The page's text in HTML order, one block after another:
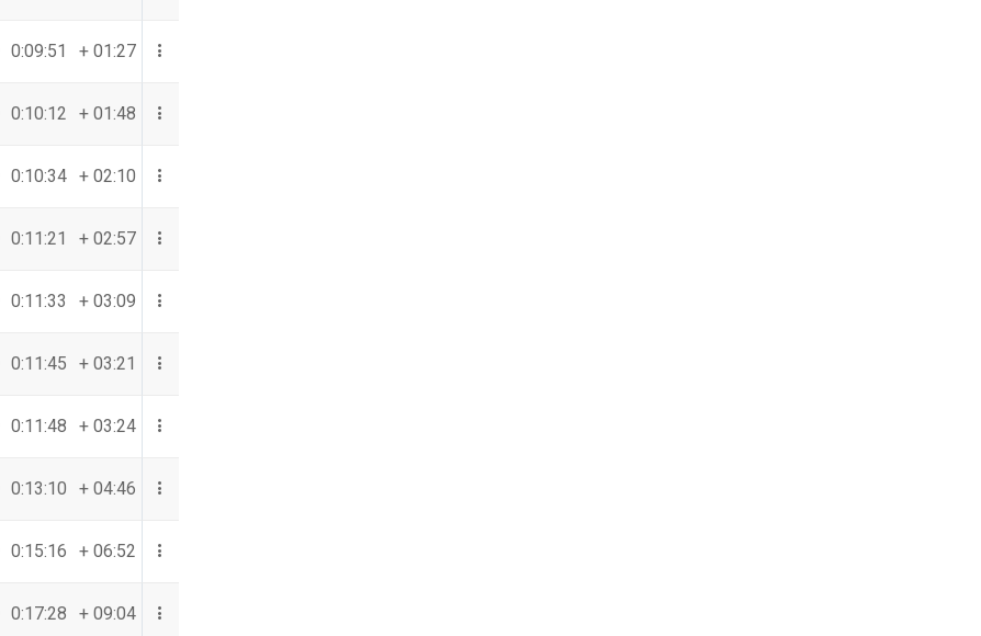
0:09:51 + 01:27
0:10:12 + 01:48
0:10:34 + 02:10
0:11:21 + 02:57
0:11:33 + 03:09
0:11:45 + 03:21
0:11:48 + 03:24
0:13:10 + 04:46
0:15:16 + 06:52
0:17:28 + 09:04